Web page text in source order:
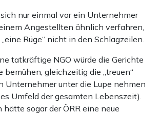
nur einmal vor ein Unternehmer
Angestellten ähnlich verfahren,
Rüge“ nicht in den Schlagzeilen.
tatkräftige NGO würde die Gerichte
bemühen, gleichzeitig die „treuen“
Unternehmer unter die Lupe nehmen
Umfeld der gesamten Lebenszeit).
hätte sogar der ÖRR eine neue